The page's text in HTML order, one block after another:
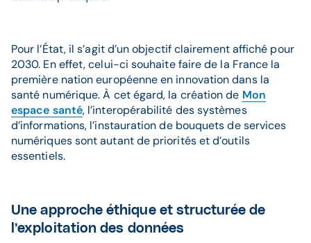
Pour l’État, il s’agit d’un objectif clairement affiché pour
2030. En effet, celui-ci souhaite faire de la France la
première nation européenne en innovation dans la
santé numérique. À cet égard, la création de Mon
espace santé, l’interopérabilité des systèmes
d’informations, l’instauration de bouquets de services
numériques sont autant de priorités et d’outils
essentiels.
Une approche éthique et structurée de
l’exploitation des données